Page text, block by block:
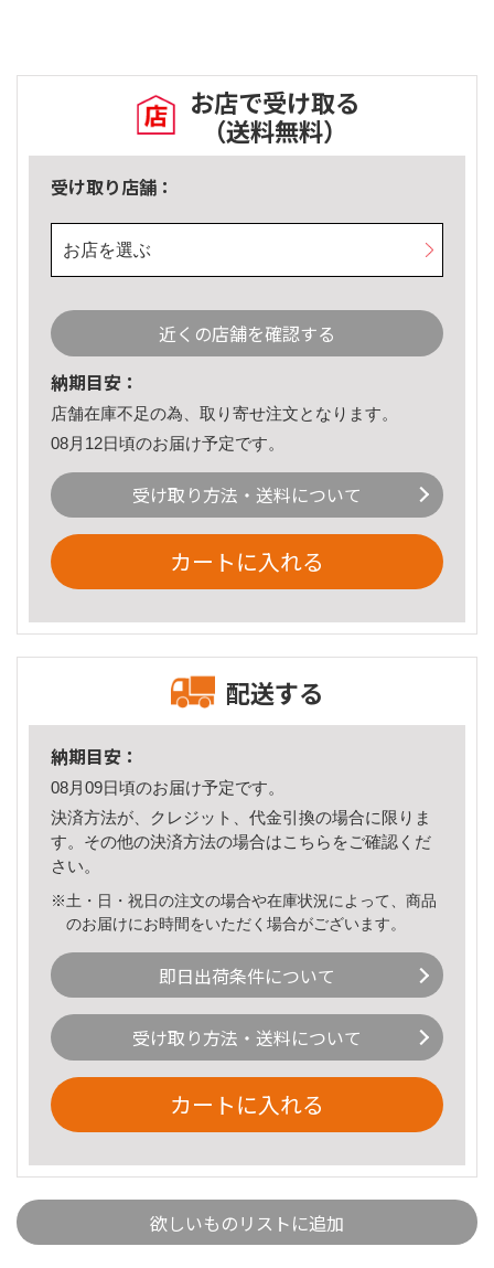
お店で受け取る
（送料無料）
受け取り店舗：
お店を選ぶ
近くの店舗を確認する
納期目安：
店舗在庫不足の為、取り寄せ注文となります。
08月12日頃のお届け予定です。
受け取り方法・送料について
カートに入れる
配送する
納期目安：
08月09日頃のお届け予定です。
決済方法が、クレジット、代金引換の場合に限りま
す。その他の決済方法の場合はこちら をご確認くだ
さい。
※土・日・祝日の注文の場合や在庫状況によって、商品
のお届けにお時間をいただく場合がございます。
即日出荷条件について
受け取り方法・送料について
カートに入れる
欲しいものリストに追加